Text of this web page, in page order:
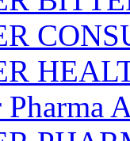
Pharma